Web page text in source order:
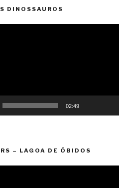
DINOSSAUROS
02:49
– LAGOA DE ÓBIDOS